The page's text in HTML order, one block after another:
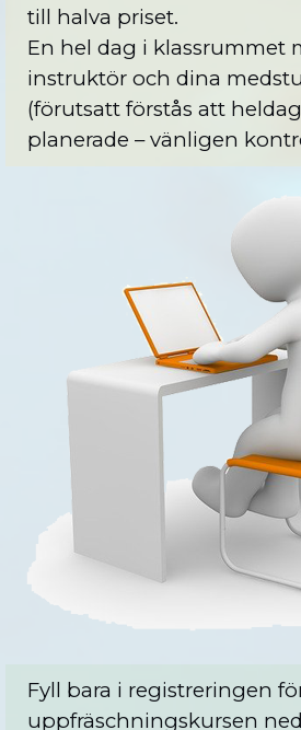
till halva priset.
En hel dag i klassrummet
instruktör och dina
(förutsatt förstås att
planerade – vänligen
Fyll bara i registreringen
uppfräschningskursen